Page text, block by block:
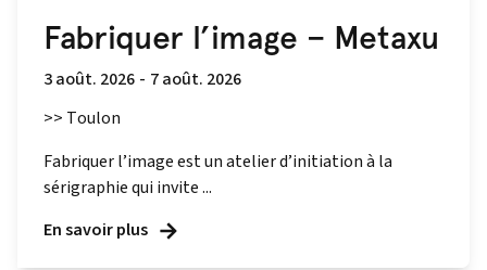
Fabriquer l’image – Metaxu
3 août. 2026 - 7 août. 2026
>> Toulon
Fabriquer l’image est un atelier d’initiation à la
sérigraphie qui invite ...
En savoir plus